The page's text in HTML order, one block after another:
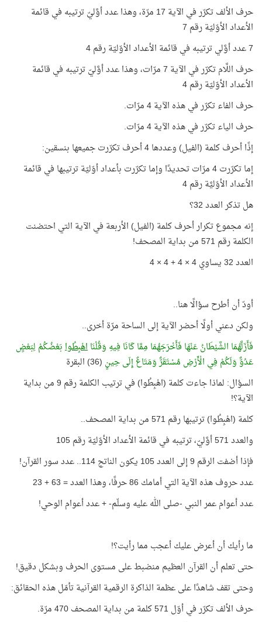
حرف الألف تكرّر في الآية 17 مرّة، وهذا عدد أوَّليّ ترتيبه في قائمة
الأعداد الأوّليّة رقم 7
7 عدد أوَّلي ترتيبه في قائمة الأعداد الأوّليّة رقم 4
حرف اللَّام تكرّر في الآية 7 مرّات، وهذا عدد أوَّليّ ترتيبه في قائمة
الأعداد الأوّليّة رقم 4
حرف الفاء تكرّر في هذه الآية 4 مرّات.
حرف الياء تكرّر في هذه الآية 4 مرّات.
إذًا أحرف كلمة (الفيل) وعددها 4 أحرف تكرّرت جميعها بنسقين:
إما تكرّرت 4 مرّات تحديدًا وإما تكرّرت بأعداد أوّليّة ترتيبها في قائمة
الأعداد الأوّليَّة رقم 4
هل تذكر العدد 32؟
إنه مجموع تكرار أحرف كلمة (الفيل) الأربعة في الآية التي احتضنت
الكلمة رقم 571 من بداية المصحف!
العدد 32 يساوي 4 × 4 + 4 × 4
أودّ أن أطرح سؤالًا هنا..
ولكن دعني أولًا أحضر الآية إلى الساحة مرّة أخرى..
فَأَزَلَّهُمَا الشَّيْطَانُ عَنْهَا فَأَخْرَجَهُمَا مِمَّا كَانَا فِيهِ وَقُلْنَااهْبِطُوابَعْضُكُمْ لِبَعْضٍ
عَدُوٌّ وَلَكُمْ فِي الْأَرْضِ مُسْتَقَرٌّ وَمَتَاعٌ إِلَى حِينٍ (36) البقرة
السؤال: لماذا جاءت كلمة (اهْبِطُوا) في ترتيب الكلمة رقم 9 من بداية
الآية؟!
كلمة (اهْبِطُوا) ترتيبها رقم 571 من بداية المصحف..
والعدد 571 أوَّليّ، ترتيبه في قائمة الأعداد الأوّليّة رقم 105
فإذا أضفت الرقم 9 إلى العدد 105 يكون الناتج 114.. عدد سور القرآن!
عدد حروف هذه الآية التي أمامك 86 حرفًا، وهذا العدد = 63 + 23
عدد أعوام عمر النبي -صلى الله عليه وسلّم- + عدد أعوام الوحي!
ما رأيك أن أعرض عليك أعجب مما رأيت؟!
حتى تعلم أن القرآن العظيم منضبط على مستوى الحرف وبشكل دقيق!
وحتى تقف شاهدًا على عظمة الذاكرة الرقمية القرآنية تأمّل هذه الحقائق:
حرف الألف تكرّر في أوّل 571 كلمة من بداية المصحف 470 مرّة.